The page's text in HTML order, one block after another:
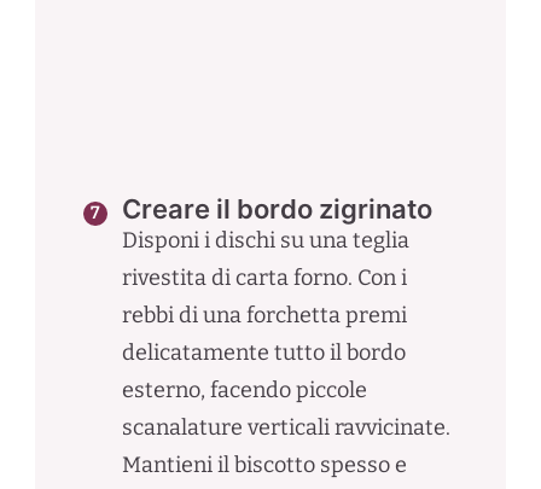
Creare il bordo zigrinato
Disponi i dischi su una teglia
rivestita di carta forno. Con i
rebbi di una forchetta premi
delicatamente tutto il bordo
esterno, facendo piccole
scanalature verticali ravvicinate.
Mantieni il biscotto spesso e